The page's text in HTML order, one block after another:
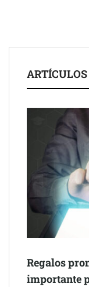
Eagle
impermeabilización
mudanzas en
Regalos
importante